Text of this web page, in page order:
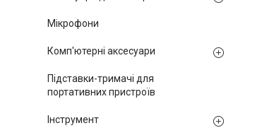
Мікрофони
Комп'ютерні аксесуари
Підставки-тримачі для
портативних пристроїв
Інструмент